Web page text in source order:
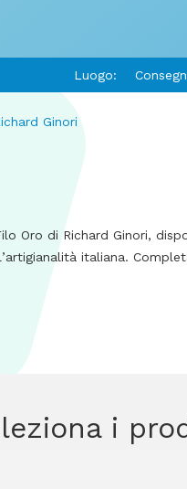
Luogo:
Ginori
Oro di Richard Ginori,
italiana.
i